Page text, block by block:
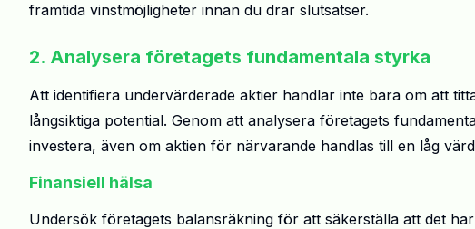
framtida vinstmöjligheter innan du drar slutsatser.
2. Analysera företagets fundamentala styrka
Att identifiera undervärderade aktier handlar inte bara om att
långsiktiga potential. Genom att analysera företagets
investera, även om aktien för närvarande handlas till en låg
Finansiell hälsa
Undersök företagets balansräkning för att säkerställa att det